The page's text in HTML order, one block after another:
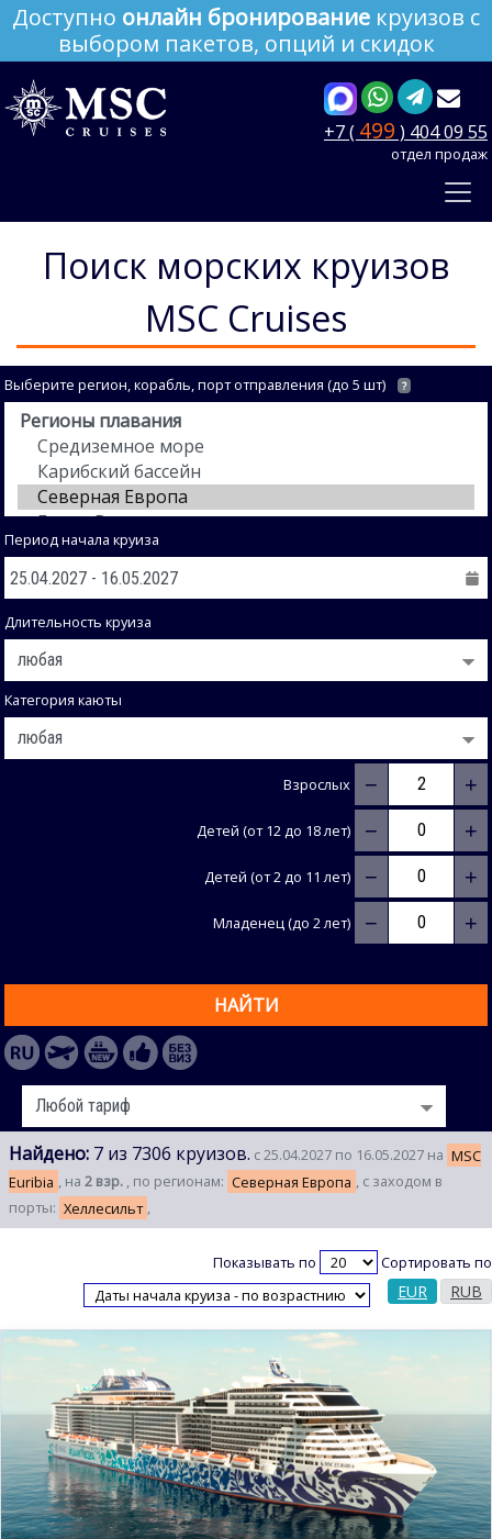
Доступно онлайн бронирование круизов с
выбором пакетов, опций и скидок
+7 ( 499 ) 404 09 55
отдел продаж
Поиск морских круизов
MSC Cruises
Выберите регион, корабль, порт отправления (до 5 шт) ?
Период начала круиза
Длительность круиза
Категория каюты
Взрослых − +
Детей (от 12 до 18 лет) − +
Детей (от 2 до 11 лет) − +
Младенец (до 2 лет) − +
НАЙТИ
Найдено: 7 из 7306 круизов. с 25.04.2027 по 16.05.2027 на MSC
Euribia , на 2 взр. , по регионам: Северная Европа , с заходом в
порты: Хеллесильт ,
Показывать по Сортировать по
EUR RUB